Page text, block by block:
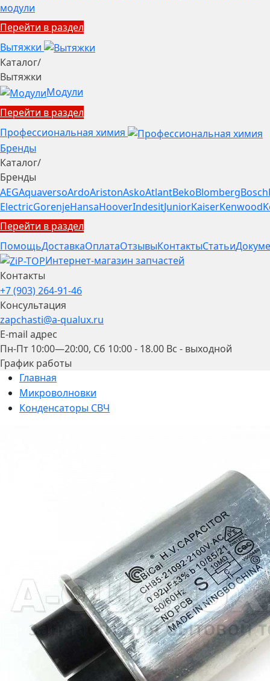
модули
Перейти в раздел
Вытяжки
Каталог/
Вытяжки
Модули
Перейти в раздел
Профессиональная химия
Бренды
Каталог/
Бренды
AEGAquaversoArdoAristonAskoAtlantBekoBlombergBosch
ElectricGorenjeHansaHooverIndesitJuniorKaiserKenwood
Перейти в раздел
ПомощьДоставкаОплатаОтзывыКонтактыСтатьи
Интернет-магазин запчастей
Контакты
+7 (903) 264-91-46
Консультация
zapchasti@a-qualux.ru
E-mail адрес
Пн-Пт 10:00—20:00, Сб 10:00 - 18.00 Вс - выходной
График работы
Главная
Микроволновки
Конденсаторы СВЧ